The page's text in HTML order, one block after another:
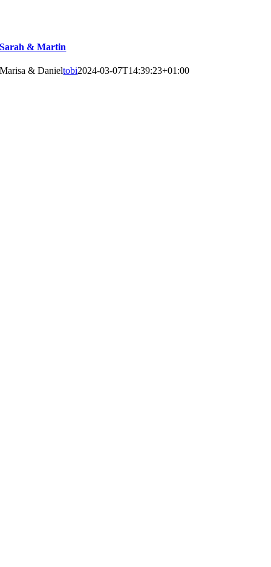
Sarah & Martin
Marisa & Danieltobi2024-03-07T14:39:23+01:00